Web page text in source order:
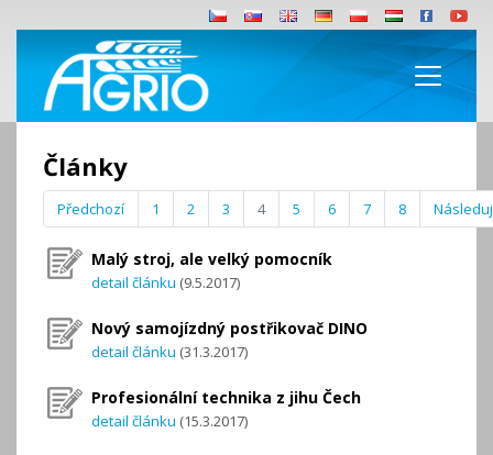
Články
Předchozí 1 2 3 4 5 6 7 8
Malý stroj, ale velký pomocník
detail článku (9.5.2017)
Nový samojízdný postřikovač DINO
detail článku (31.3.2017)
Profesionální technika z jihu Čech
detail článku (15.3.2017)